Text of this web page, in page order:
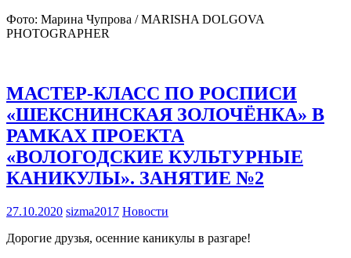
Фото: Марина Чупрова / MARISHA DOLGOVA
PHOTOGRAPHER
МАСТЕР-КЛАСС ПО РОСПИСИ
«ШЕКСНИНСКАЯ ЗОЛОЧЁНКА» В
РАМКАХ ПРОЕКТА
«ВОЛОГОДСКИЕ КУЛЬТУРНЫЕ
КАНИКУЛЫ». ЗАНЯТИЕ №2
27.10.2020 sizma2017 Новости
Дорогие друзья, осенние каникулы в разгаре!